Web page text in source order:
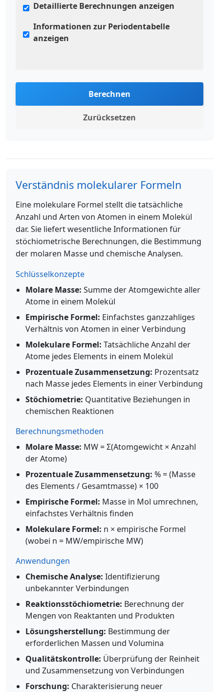
Detaillierte Berechnungen anzeigen
Informationen zur Periodentabelle
anzeigen
Berechnen
Zurücksetzen
Verständnis molekularer Formeln
Eine molekulare Formel stellt die tatsächliche
Anzahl und Arten von Atomen in einem Molekül
dar. Sie liefert wesentliche Informationen für
stöchiometrische Berechnungen, die Bestimmung
der molaren Masse und chemische Analysen.
Schlüsselkonzepte
Molare Masse: Summe der Atomgewichte aller
Atome in einem Molekül
Empirische Formel: Einfachstes ganzzahliges
Verhältnis von Atomen in einer Verbindung
Molekulare Formel: Tatsächliche Anzahl der
Atome jedes Elements in einem Molekül
Prozentuale Zusammensetzung: Prozentsatz
nach Masse jedes Elements in einer Verbindung
Stöchiometrie: Quantitative Beziehungen in
chemischen Reaktionen
Berechnungsmethoden
Molare Masse: MW = Σ(Atomgewicht × Anzahl
der Atome)
Prozentuale Zusammensetzung: % = (Masse
des Elements / Gesamtmasse) × 100
Empirische Formel: Masse in Mol umrechnen,
einfachstes Verhältnis finden
Molekulare Formel: n × empirische Formel
(wobei n = MW/empirische MW)
Anwendungen
Chemische Analyse: Identifizierung
unbekannter Verbindungen
Reaktionsstöchiometrie: Berechnung der
Mengen von Reaktanten und Produkten
Lösungsherstellung: Bestimmung der
erforderlichen Massen und Volumina
Qualitätskontrolle: Überprüfung der Reinheit
und Zusammensetzung von Verbindungen
Forschung: Charakterisierung neuer